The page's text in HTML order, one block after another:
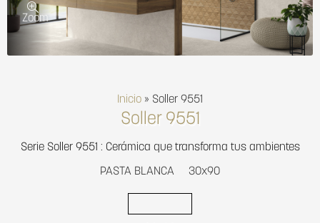
Zoom
Inicio » Soller 9551
Soller 9551
Serie Soller 9551 : Cerámica que transforma tus ambientes
PASTA BLANCA 30x90